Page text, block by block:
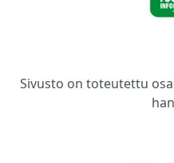
Sivusto on toteutettu